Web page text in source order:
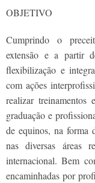
OBJETIVO
Cumprindo o
extensão e a partir
flexibilização e
com ações
realizar treinamentos
graduação e
de equinos, na forma
nas diversas áreas
internacional. Bem
encaminhadas por